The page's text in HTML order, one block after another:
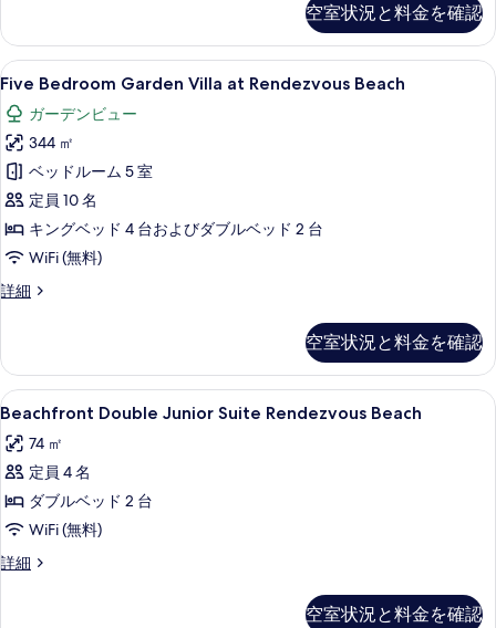
示
す
る
の
す
べ
て
の
写
真
を
表
示
Suite
at
Rendezvous
の
詳
細
空室状況と料金を確認
Five
Bedroom
Garden
Villa
at
Rendezvous
Beach
の
す
べ
の
写
真
を
表
示
す
る
高級寝具、ミニバー、セーフティボ
13
Five Bedroom Garden Villa at Rendezvous Beach
ガーデンビュー
344 ㎡
ベッドルーム 5 室
定員 10 名
キングベッド 4 台およびダブルベッド 2 台
WiFi (無料)
詳細
Five
at
Rendezvous
Beach
詳
細
空室状況と料金を確認
Beachfront
Double
Junior
Suite
Rendezvous
Beach
の
5
Beachfront Double Junior Suite Rendezvous Beach
74 ㎡
定員 4 名
ダブルベッド 2 台
WiFi (無料)
詳細
Beachfront
空室状況と料金を確認